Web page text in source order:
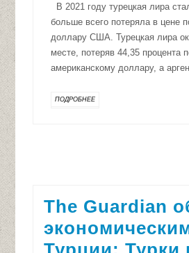
В 2021 году турецкая лира
больше всего потеряла в цене
доллару США. Турецкая лира
месте, потеряв 44,35 процента
американскому доллару, а
ПОДРОБНЕЕ
The Guardian